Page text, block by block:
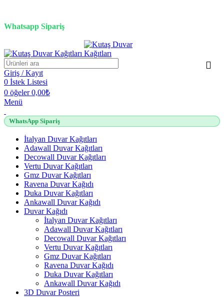
Whatsapp Sipariş
Giriş / Kayıt
0 İstek Listesi
0 öğeler 0,00₺
Menü
WhatsApp Sipariş
İtalyan Duvar Kağıtları
Adawall Duvar Kağıtları
Decowall Duvar Kağıtları
Vertu Duvar Kağıtları
Gmz Duvar Kağıtları
Ravena Duvar Kağıdı
Duka Duvar Kağıtları
Ankawall Duvar Kağıdı
Duvar Kağıdı
İtalyan Duvar Kağıtları
Adawall Duvar Kağıtları
Decowall Duvar Kağıtları
Vertu Duvar Kağıtları
Gmz Duvar Kağıtları
Ravena Duvar Kağıdı
Duka Duvar Kağıtları
Ankawall Duvar Kağıdı
3D Duvar Posteri